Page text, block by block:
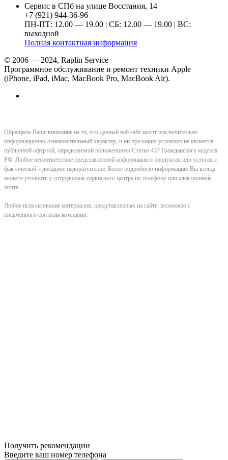
Сервис в СПб на улице Восстания, 14
+7 (921) 944-36-96
ПН-ПТ: 12.00 — 19.00 | СБ: 12.00 — 19.00 | ВС:
выходной
Полная контактная информация
© 2006 — 2024, Raplin Service
Программное обслуживание и ремонт техники Apple
(iPhone, iPad, iMac, MacBook Pro, MacBook Air).
Обращаем Ваше внимание на то, что данный веб сайт носит исключительно
информационно-ознакомительный характер, и ни при каких условиях не является
публичной офертой, определяемой положениями Статьи 437 Гражданского кодекса
РФ. Любое несоответствие представленной информации о продуктах или услугах с
фактической – досадное недоразумение. Более подробную информацию Вы всегда
можете уточнить у сотрудников сервисного центра по телефону или электронной
почте.
Любое использование материалов, представленных на сайте, возможно с
письменного согласия компании.
Получить рекомендации
Введите ваш номер телефона